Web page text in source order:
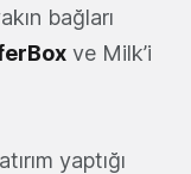
bağları
ve Milk’i
yaptığı